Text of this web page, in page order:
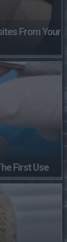
From Your
First Use